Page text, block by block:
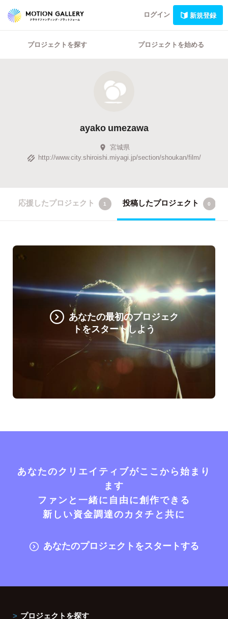
ログイン 新規登録
プロジェクトを探す プロジェクトを始める
ayako umezawa
宮城県
http://www.city.shiroishi.miyagi.jp/section/shoukan/film/
応援したプロジェクト 1 投稿したプロジェクト 0
あなたの最初のプロジェク
トをスタートしよう
あなたのクリエイティブがここから始まり
ます
ファンと一緒に自由に創作できる
新しい資金調達のカタチと共に
あなたのプロジェクトをスタートする
プロジェクトを探す